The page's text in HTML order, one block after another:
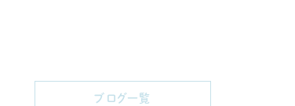
ブログ一覧